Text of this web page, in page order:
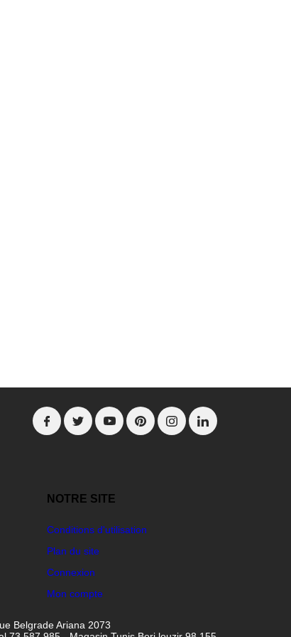
NOTRE SITE
Conditions d'utilisation
Plan du site
Connexion
Mon compte
Belgrade Ariana 2073